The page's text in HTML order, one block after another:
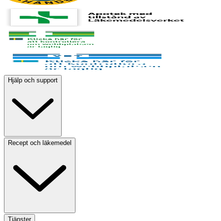
Hjälp och support
Recept och läkemedel
Tjänster